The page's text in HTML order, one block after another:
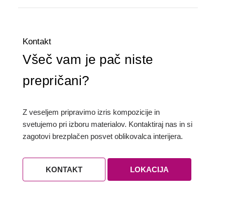
Kontakt
Všeč vam je pač niste
prepričani?
Z veseljem pripravimo izris kompozicije in
svetujemo pri izboru materialov. Kontaktiraj nas in si
zagotovi brezplačen posvet oblikovalca interijera.
KONTAKT LOKACIJA